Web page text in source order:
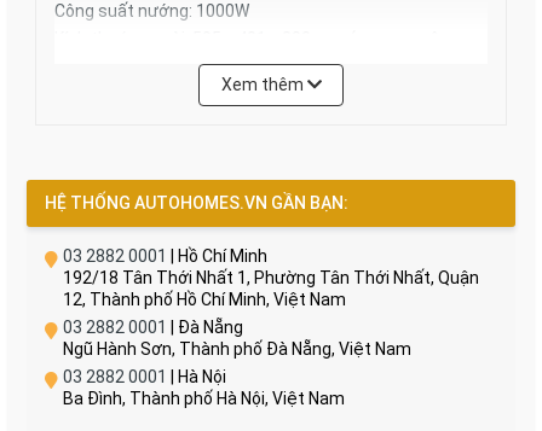
Công suất nướng: 1000W
Kích thước khoang lò: 327 x 330 x 200 mm (ngang x sâu
Điện áp: 230V / 50Hz
Trọng lượng tịnh: 18.5 kg
Tiếp nối thành công của các sản phẩm gia dụng cao
cấp, những nhà thiết kế đầy tài năng của Junger đã cho
ra mắtlò vi sóng Junger TK-90với hình tượng không
quá cầu kỳ nhưng toát lên một sức hút vô cùng mãnh
liệt. TK-90 kết hợp hoàn hảo chức năng hâm nóng và
nướng bằng thanh gia nhiệt bổ sung giúp cuộc sống trở
Xem thêm
HỆ THỐNG AUTOHOMES.VN GẦN BẠN:
03 2882 0001
| Hồ Chí Minh
192/18 Tân Thới Nhất 1, Phường Tân Thới Nhất, Quận
12, Thành phố Hồ Chí Minh, Việt Nam
03 2882 0001
| Đà Nẵng
Ngũ Hành Sơn, Thành phố Đà Nẵng, Việt Nam
03 2882 0001
| Hà Nội
Ba Đình, Thành phố Hà Nội, Việt Nam